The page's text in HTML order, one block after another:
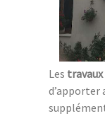
Les
d’apporter